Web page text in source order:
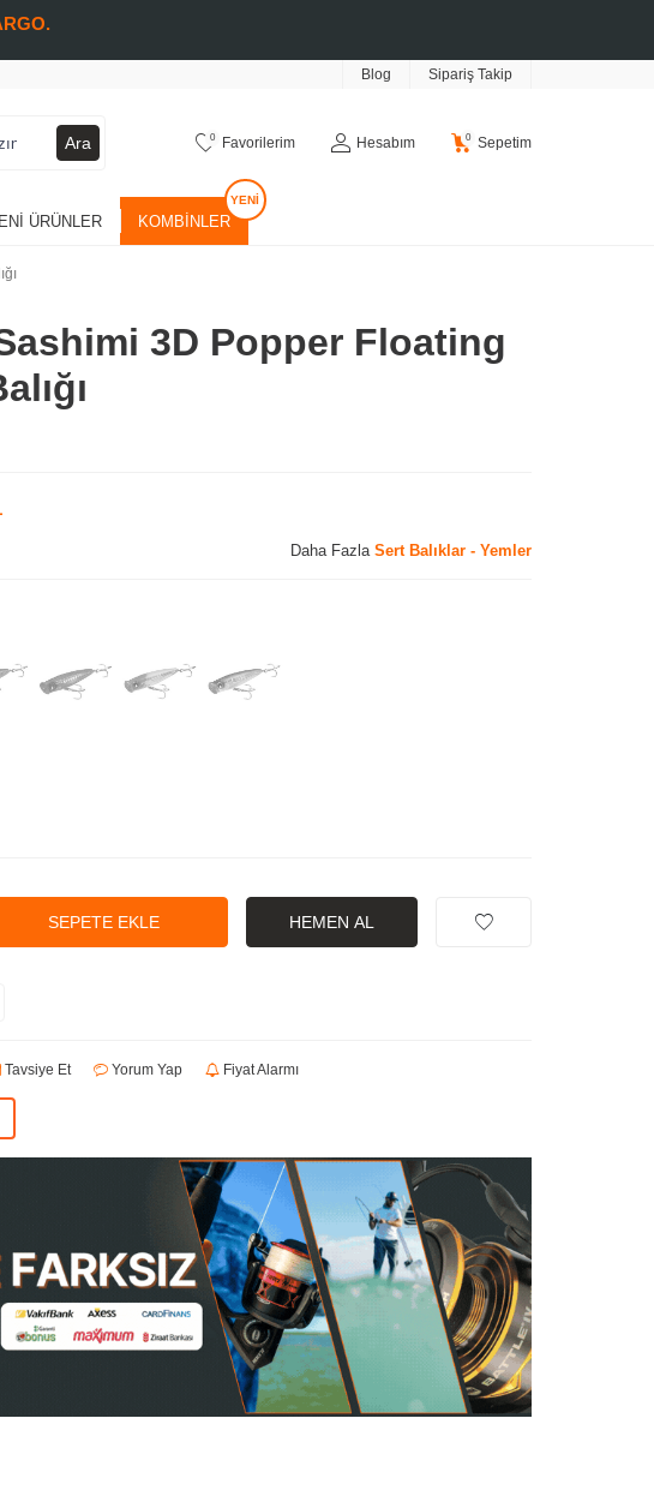
Blog Sipariş Takip
Ara 0 Favorilerim Hesabım 0 Sepetim
ÜRÜNLER KOMBINLER
3D Popper Floating
Daha Fazla Sert Balıklar - Yemler
SEPETE EKLE HEMEN AL
Tavsiye Et Yorum Yap Fiyat Alarmı